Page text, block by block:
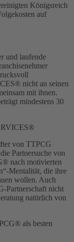
Königsreich
auf
und laufende
nicht an seinen
mit ihnen.
mindestens 30
von TTPCG
Partnersuche von
nach motivierten
Mentalität, die ihre
wollen. Auch
Partnerschaft nicht
natürlich von
als besten